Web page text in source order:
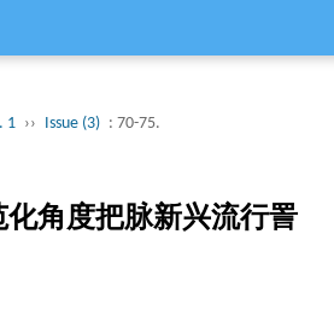
1 ›› Issue (3) : 70-75.
角度把脉新兴流行詈